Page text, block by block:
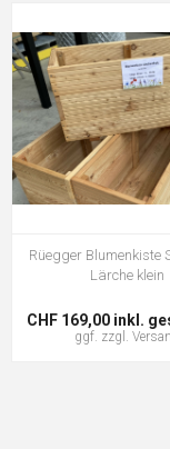
Rüegger Blumenkiste
Lärche klein
CHF 169,00 inkl.
ggf. zzgl.